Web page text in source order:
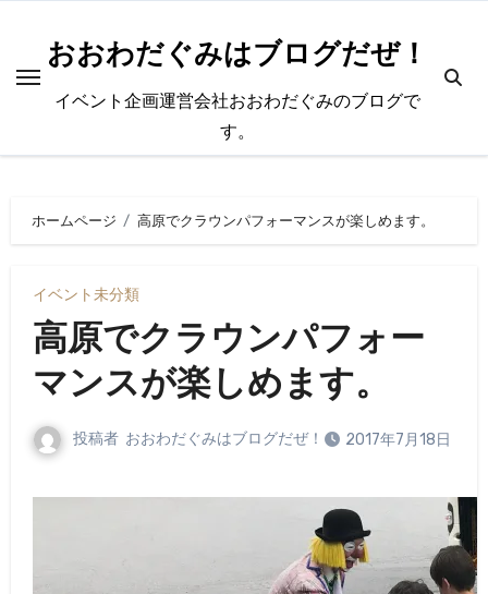
おおわだぐみはブログだぜ！
イベント企画運営会社おおわだぐみのブログで
す。
ホームページ 高原でクラウンパフォーマンスが楽しめます。
イベント未分類
高原でクラウンパフォー
マンスが楽しめます。
投稿者 おおわだぐみはブログだぜ！ 2017年7月18日